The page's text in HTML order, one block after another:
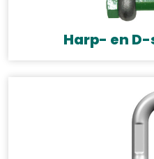
Harp- en